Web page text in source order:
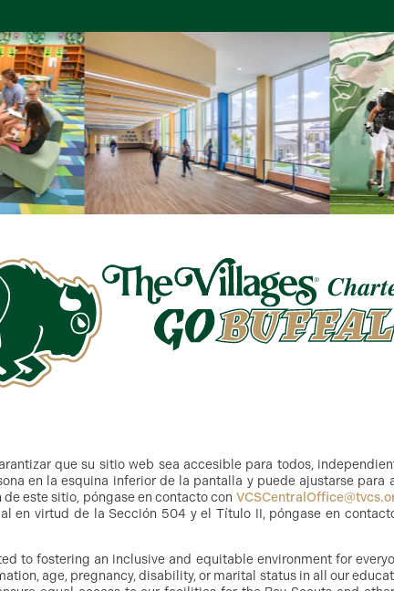
que su sitio web sea accesible para todos,
en la esquina inferior de la pantalla y puede ajustarse para
este sitio, póngase en contacto con
en virtud de la Sección 504 y el Título II, póngase en
to fostering an inclusive and equitable environment for
age, pregnancy, disability, or marital status in all our